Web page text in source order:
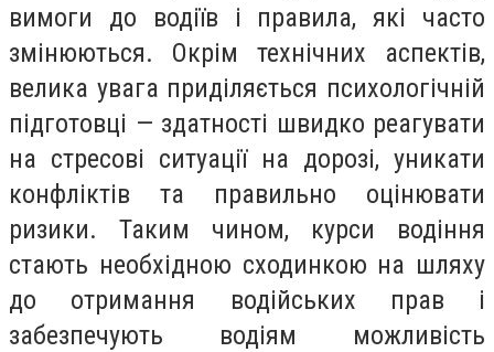
вимоги до водіїв і правила, які часто
змінюються. Окрім технічних аспектів,
велика увага приділяється психологічній
підготовці — здатності швидко реагувати
на стресові ситуації на дорозі, уникати
конфліктів та правильно оцінювати
ризики. Таким чином, курси водіння
стають необхідною сходинкою на шляху
до отримання водійських прав і
забезпечують водіям можливість